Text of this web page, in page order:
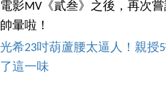
影MV《貳叁》之後，再次
暈啦！
希23吋葫蘆腰太逼人！親授
這一味